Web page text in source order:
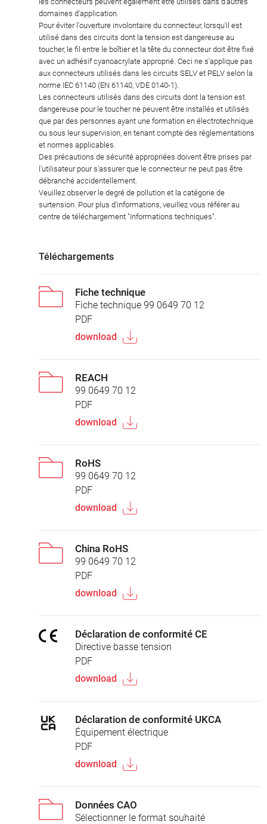
domaines d'application.
Pour éviter l'ouverture involontaire du connecteur, lorsqu'il est
utilisé dans des circuits dont la tension est dangereuse au
toucher, le fil entre le boîtier et la tête du connecteur doit être fixé
avec un adhésif cyanoacrylate approprié. Ceci ne s'applique pas
aux connecteurs utilisés dans les circuits SELV et PELV selon la
norme IEC 61140 (EN 61140, VDE 0140-1).
Les connecteurs utilisés dans des circuits dont la tension est
dangereuse pour le toucher ne peuvent être installés et utilisés
que par des personnes ayant une formation en électrotechnique
ou sous leur supervision, en tenant compte des réglementations
et normes applicables.
Des précautions de sécurité appropriées doivent être prises par
l'utilisateur pour s'assurer que le connecteur ne peut pas être
débranché accidentellement.
Veuillez observer le degré de pollution et la catégorie de
surtension. Pour plus d'informations, veuillez vous référer au
centre de téléchargement "Informations techniques".
Téléchargements
Fiche technique
Fiche technique 99 0649 70 12
PDF
download
REACH
99 0649 70 12
PDF
download
RoHS
99 0649 70 12
PDF
download
China RoHS
99 0649 70 12
PDF
download
Déclaration de conformité CE
Directive basse tension
PDF
download
Déclaration de conformité UKCA
Équipement électrique
PDF
download
Données CAO
Sélectionner le format souhaité